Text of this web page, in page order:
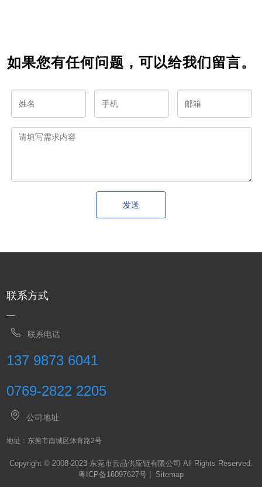
如果您有任何问题，可以给我们留言。
发送
联系方式
联系电话
137 9873 6041
0769-2822 2205
公司地址
地址：东莞市南城区体育路2号
Copyright © 2008-2023 东莞市云品供应链有限公司 All Rights Reserved.
粤ICP备16097627号
Sitemap